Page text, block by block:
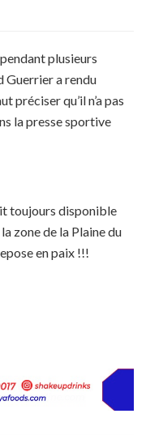
plusieurs
Guerrier a rendu
préciser qu’il n’a pas
la presse sportive
toujours disponible
zone de la Plaine du
en paix !!!